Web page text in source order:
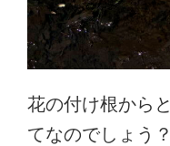
花の付け根から
てなのでしょう？